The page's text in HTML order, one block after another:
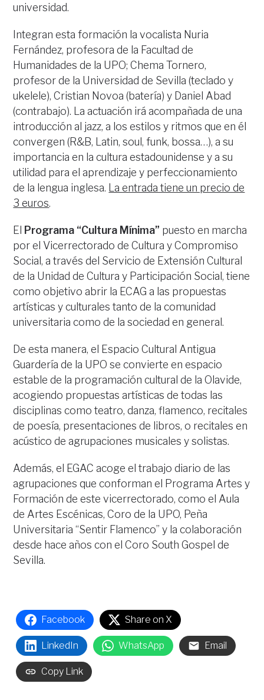
universidad.
Integran esta formación la vocalista Nuria
Fernández, profesora de la Facultad de
Humanidades de la UPO; Chema Tornero,
profesor de la Universidad de Sevilla (teclado y
ukelele), Cristian Novoa (batería) y Daniel Abad
(contrabajo). La actuación irá acompañada de una
introducción al jazz, a los estilos y ritmos que en él
convergen (R&B, Latin, soul, funk, bossa…), a su
importancia en la cultura estadounidense y a su
utilidad para el aprendizaje y perfeccionamiento
de la lengua inglesa.
La entrada tiene un precio de
3 euros.
El Programa “Cultura Mínima” puesto en marcha
por el Vicerrectorado de Cultura y Compromiso
Social, a través del Servicio de Extensión Cultural
de la Unidad de Cultura y Participación Social, tiene
como objetivo abrir la ECAG a las propuestas
artísticas y culturales tanto de la comunidad
universitaria como de la sociedad en general.
De esta manera, el Espacio Cultural Antigua
Guardería de la UPO se convierte en espacio
estable de la programación cultural de la Olavide,
acogiendo propuestas artísticas de todas las
disciplinas como teatro, danza, flamenco, recitales
de poesía, presentaciones de libros, o recitales en
acústico de agrupaciones musicales y solistas.
Además, el EGAC acoge el trabajo diario de las
agrupaciones que conforman el Programa Artes y
Formación de este vicerrectorado, como el Aula
de Artes Escénicas, Coro de la UPO, Peña
Universitaria “Sentir Flamenco” y la colaboración
desde hace años con el Coro South Gospel de
Sevilla.
Facebook Share on X
LinkedIn WhatsApp Email
Copy Link